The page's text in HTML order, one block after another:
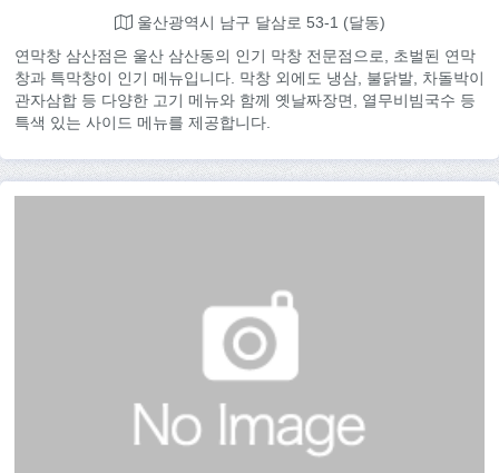
울산광역시 남구 달삼로 53-1 (달동)
연막창 삼산점은 울산 삼산동의 인기 막창 전문점으로, 초벌된 연막
창과 특막창이 인기 메뉴입니다. 막창 외에도 냉삼, 불닭발, 차돌박이
관자삼합 등 다양한 고기 메뉴와 함께 옛날짜장면, 열무비빔국수 등
특색 있는 사이드 메뉴를 제공합니다.